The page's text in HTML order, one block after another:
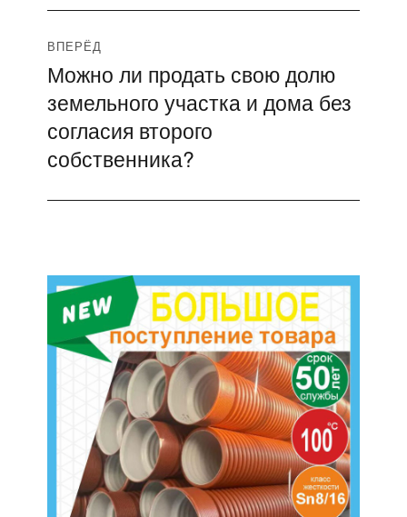
ВПЕРЁД
Следующая
запись:
Можно ли продать свою долю
земельного участка и дома без
согласия второго
собственника?